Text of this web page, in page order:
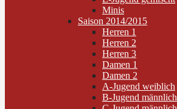
Minis
Saison 2014/2015
Herren 1
Herren 2
Herren 3
Damen 1
Damen 2
A-Jugend weiblich
B-Jugend männlich